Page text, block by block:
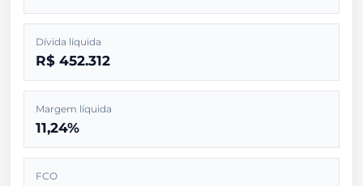
Dívida líquida
R$ 452.312
Margem líquida
11,24%
FCO